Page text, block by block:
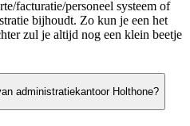
facturatie/personeel systeem of
bijhoudt. Zo kun je een het
zul je altijd nog een klein beetje
administratiekantoor Holthone?